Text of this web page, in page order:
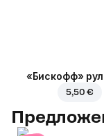
«Бискофф»
5,50 €